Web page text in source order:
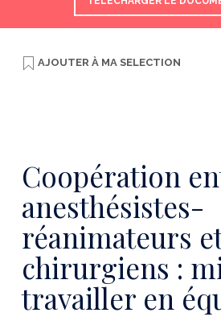
AJOUTER À MA SELECTION
Coopération
anesthésistes-
réanimateurs
chirurgiens :
travailler en